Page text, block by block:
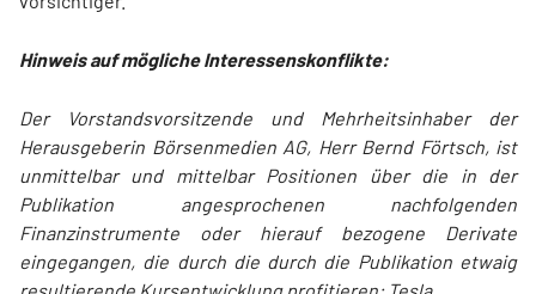
Hinweis auf mögliche Interessenskonflikte:
Der Vorstandsvorsitzende und Mehrheitsinhaber der
Herausgeberin Börsenmedien AG, Herr Bernd Förtsch, ist
unmittelbar und mittelbar Positionen über die in der
Publikation angesprochenen nachfolgenden
Finanzinstrumente oder hierauf bezogene Derivate
eingegangen, die durch die durch die Publikation etwaig